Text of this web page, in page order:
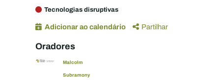
Tecnologias disruptivas
Adicionar ao calendário Partilhar
Oradores
Malcolm
Subramony